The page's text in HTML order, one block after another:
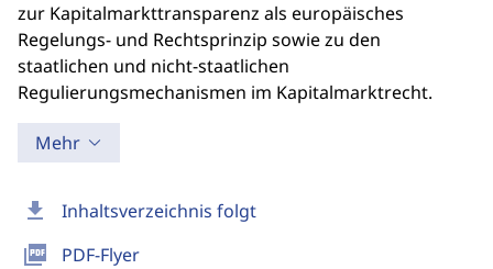
download Inhaltsverzeichnis folgt
picture_as_pdf PDF-Flyer
zur Kapitalmarkttransparenz als europäisches
Regelungs- und Rechtsprinzip sowie zu den
staatlichen und nicht-staatlichen
Regulierungsmechanismen im Kapitalmarktrecht.
Mehr